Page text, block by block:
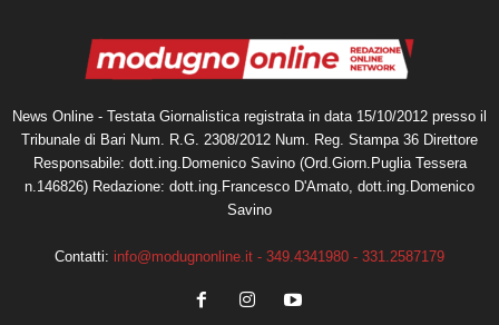
News Online - Testata Giornalistica registrata in data 15/10/2012 presso il
Tribunale di Bari Num. R.G. 2308/2012 Num. Reg. Stampa 36 Direttore
Responsabile: dott.ing.Domenico Savino (Ord.Giorn.Puglia Tessera
n.146826) Redazione: dott.ing.Francesco D'Amato, dott.ing.Domenico
Savino
Contatti: info@modugnonline.it - 349.4341980 - 331.2587179